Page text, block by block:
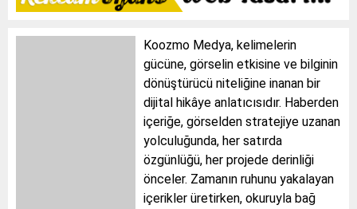
Koozmo Medya, kelimelerin
gücüne, görselin etkisine ve bilginin
dönüştürücü niteliğine inanan bir
dijital hikâye anlatıcısıdır. Haberden
içeriğe, görselden stratejiye uzanan
yolculuğunda, her satırda
özgünlüğü, her projede derinliği
önceler. Zamanın ruhunu yakalayan
içerikler üretirken, okuruyla bağ